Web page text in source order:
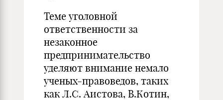
Теме уголовной
ответственности за
незаконное
предпринимательство
уделяют внимание немало
ученых-правоведов, таких
как Л.С. Аистова, В.Котин,